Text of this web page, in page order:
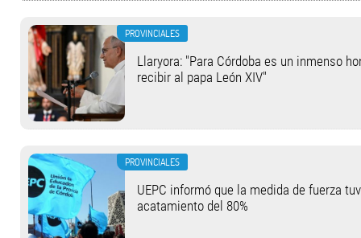
PROVINCIALES
Llaryora: "Para Córdoba es un inmenso
recibir al papa León XIV"
PROVINCIALES
UEPC informó que la medida de fuerza
acatamiento del 80%